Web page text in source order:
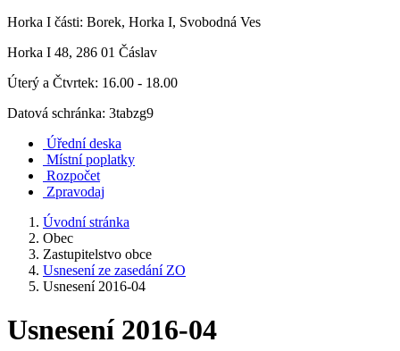
Horka I části: Borek, Horka I, Svobodná Ves
Horka I 48, 286 01 Čáslav
Úterý a Čtvrtek: 16.00 - 18.00
Datová schránka: 3tabzg9
Úřední deska
Místní poplatky
Rozpočet
Zpravodaj
Úvodní stránka
Obec
Zastupitelstvo obce
Usnesení ze zasedání ZO
Usnesení 2016-04
Usnesení 2016-04